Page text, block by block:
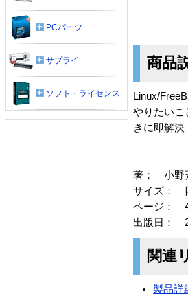
商品
Linux/
やりたいこ
きに即解決
著： 小野
サイズ：
ページ：
出版日：
関連
製品詳
PCパーツ
サプライ
ソフト・ライセンス